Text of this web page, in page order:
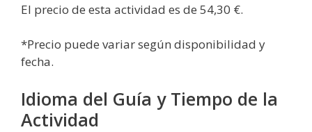
El precio de esta actividad es de 54,30 €.
*Precio puede variar según disponibilidad y
fecha.
Idioma del Guía y Tiempo de la
Actividad